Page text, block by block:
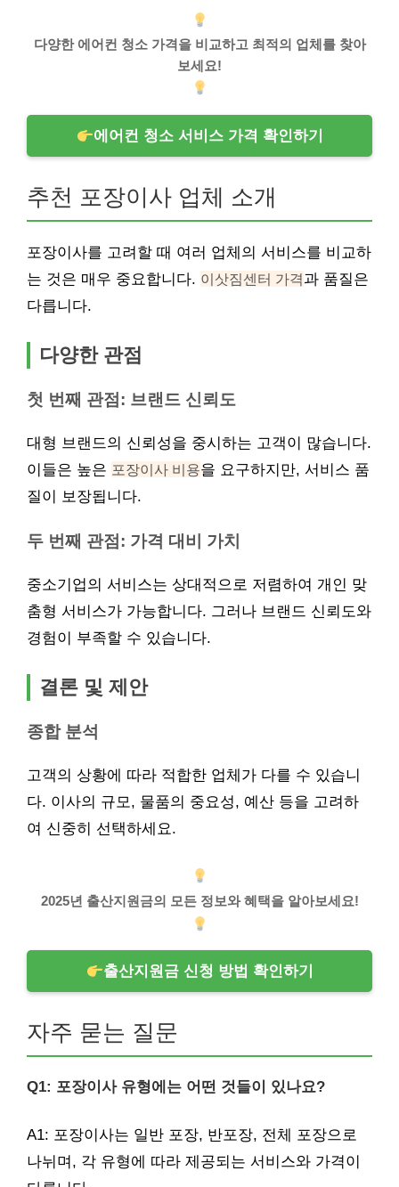
다양한 에어컨 청소 가격을 비교하고 최적의 업체를 찾아
보세요!
에어컨 청소 서비스 가격 확인하기
추천 포장이사 업체 소개
포장이사를 고려할 때 여러 업체의 서비스를 비교하
는 것은 매우 중요합니다. 이삿짐센터 가격과 품질은
다릅니다.
다양한 관점
첫 번째 관점: 브랜드 신뢰도
대형 브랜드의 신뢰성을 중시하는 고객이 많습니다.
이들은 높은 포장이사 비용을 요구하지만, 서비스 품
질이 보장됩니다.
두 번째 관점: 가격 대비 가치
중소기업의 서비스는 상대적으로 저렴하여 개인 맞
춤형 서비스가 가능합니다. 그러나 브랜드 신뢰도와
경험이 부족할 수 있습니다.
결론 및 제안
종합 분석
고객의 상황에 따라 적합한 업체가 다를 수 있습니
다. 이사의 규모, 물품의 중요성, 예산 등을 고려하
여 신중히 선택하세요.
2025년 출산지원금의 모든 정보와 혜택을 알아보세요!
출산지원금 신청 방법 확인하기
자주 묻는 질문
Q1: 포장이사 유형에는 어떤 것들이 있나요?
A1: 포장이사는 일반 포장, 반포장, 전체 포장으로
나뉘며, 각 유형에 따라 제공되는 서비스와 가격이